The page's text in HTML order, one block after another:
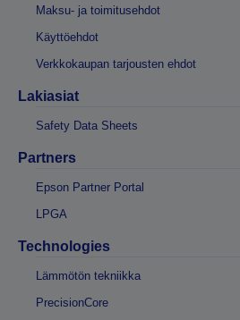
Maksu- ja toimitusehdot
Käyttöehdot
Verkkokaupan tarjousten ehdot
Lakiasiat
Safety Data Sheets
Partners
Epson Partner Portal
LPGA
Technologies
Lämmötön tekniikka
PrecisionCore